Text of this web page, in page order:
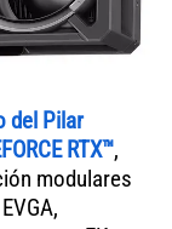
del Pilar
RTX™,
modulares